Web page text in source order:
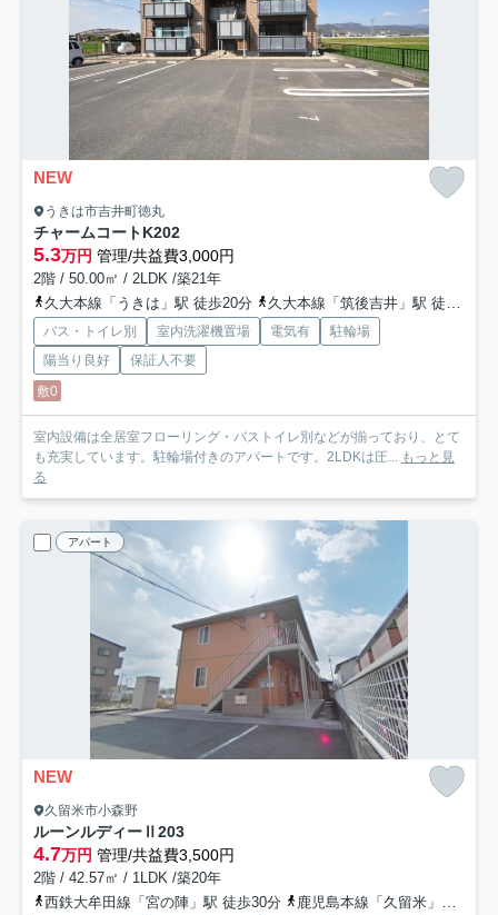
NEW
うきは市吉井町徳丸
チャームコートK202
5.3万円 管理/共益費3,000円
2階 / 50.00㎡ / 2LDK /築21年
久大本線「うきは」駅 徒歩20分
久大本線「筑後吉井」駅 徒歩39分
バス・トイレ別 室内洗濯機置場 電気有
駐輪場
陽当り良好
保証人不要
敷0
室内設備は全居室フローリング・バストイレ別などが揃っており、とて
も充実しています。駐輪場付きのアパートです。2LDKは圧... もっと見
る
アパート
NEW
久留米市小森野
ルーンルディーⅡ 203
4.7万円 管理/共益費3,500円
2階 / 42.57㎡ / 1LDK /築20年
西鉄大牟田線「宮の陣」駅 徒歩30分
鹿児島本線「久留米」駅 徒歩36分